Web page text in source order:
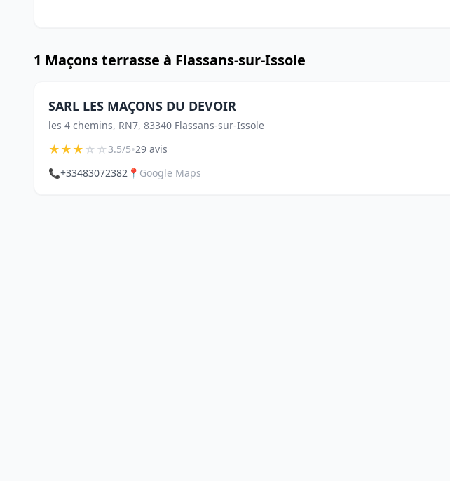
1 Maçons terrasse à Flassans-sur-Issole
SARL LES MAÇONS DU DEVOIR
les 4 chemins, RN7, 83340 Flassans-sur-Issole
★★★☆☆3.5/5•29 avis
📞+33483072382 📍 Google Maps